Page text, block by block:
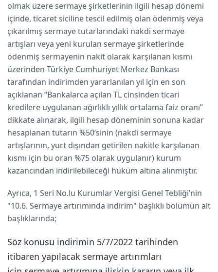
olmak üzere sermaye şirketlerinin ilgili hesap dönemi
içinde, ticaret siciline tescil edilmiş olan ödenmiş veya
çıkarılmış sermaye tutarlarındaki nakdi sermaye
artışları veya yeni kurulan sermaye şirketlerinde
ödenmiş sermayenin nakit olarak karşılanan kısmı
üzerinden Türkiye Cumhuriyet Merkez Bankası
tarafından indirimden yararlanılan yıl için en son
açıklanan “Bankalarca açılan TL cinsinden ticari
kredilere uygulanan ağırlıklı yıllık ortalama faiz oranı”
dikkate alınarak, ilgili hesap döneminin sonuna kadar
hesaplanan tutarın %50’sinin (nakdi sermaye
artışlarının, yurt dışından getirilen nakitle karşılanan
kısmı için bu oran %75 olarak uygulanır) kurum
kazancından indirilebileceği hüküm altına alınmıştır.
Ayrıca, 1 Seri No.lu Kurumlar Vergisi Genel Tebliği’nin
"10.6. Sermaye artırımında indirim" başlıklı bölümün alt
başlıklarında;
Söz konusu indirimin 5/7/2022 tarihinden
itibaren yapılacak sermaye artırımları